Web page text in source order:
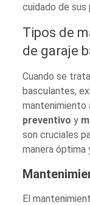
cuidado de sus
Tipos de
de garaje
Cuando se
basculantes,
mantenimiento
preventivo y
son cruciales
manera óptima
El